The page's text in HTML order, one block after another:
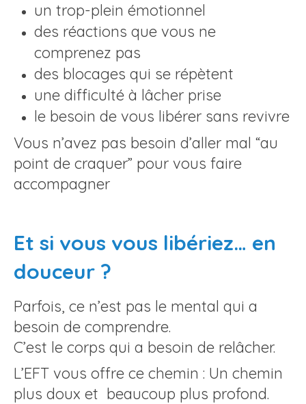
un trop-plein émotionnel
des réactions que vous ne
comprenez pas
des blocages qui se répètent
une difficulté à lâcher prise
le besoin de vous libérer sans revivre
Vous n’avez pas besoin d’aller mal “au
point de craquer” pour vous faire
accompagner
Et si vous vous libériez… en
douceur ?
Parfois, ce n’est pas le mental qui a
besoin de comprendre.
C’est le corps qui a besoin de relâcher.
L’EFT vous offre ce chemin : Un chemin
plus doux et beaucoup plus profond.